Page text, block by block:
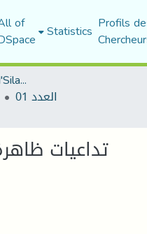
of Statistics Profils
Scientific Journals of M'Sila University
العدد 01
تداعيات